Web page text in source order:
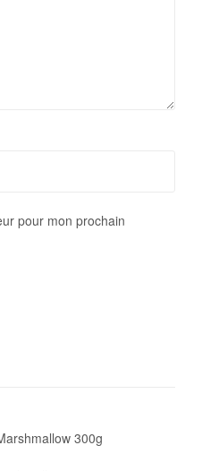
pour mon prochain